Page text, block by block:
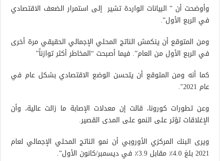
وأوضحت أن ” البيانات الواردة تشير إلى استمرار الضعف الاقتصادي
في الربع الأول”.
ومن المتوقع أن ينكمش الناتج المحلي الإجمالي الحقيقي مرة أخرى
في الربع الأول من العام”. فيما أصبحت “المخاطر أكثر توازناً”
كما أنه ومن المتوقع أن يتحسن الوضع الاقتصادي بشكل عام في
عام 2021″.
وعن تطورات كورونا، قالت إن معدلات الإصابة ما زالت عالية، وأن
الإغلاقات تؤثر على النمو على المدى القصير.
ويرى البنك المركزي الأوروبي أن نمو الناتج المحلي الإجمالي لعام
2021 بلغ 4.0٪ مقابل 3.9٪ في ديسمبر/كانون الأول”.